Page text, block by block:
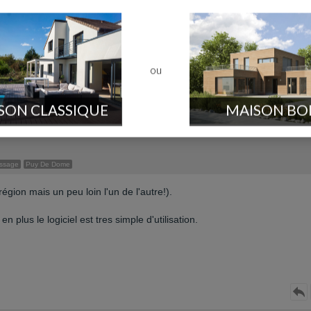
Joze (63)
l'info dans ton récit. Super top les simulations 3D. J'avais emprunté
plus, impossible de retourner sur le projet car il faut le CD pour
Puy De Dome
mais un peu loin l'un de l'autre!).
plus le logiciel est tres simple d'utilisation.
CLASSIQUE
ou
MAISON